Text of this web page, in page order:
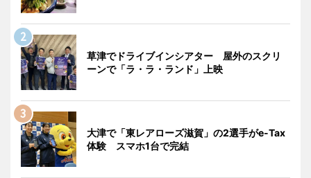
草津でドライブインシアター 屋外のスクリ
ーンで「ラ・ラ・ランド」上映
大津で「東レアローズ滋賀」の2選手がe-Tax
体験 スマホ1台で完結